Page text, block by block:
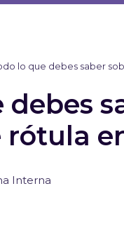
lo que debes saber
debes
rótula
Interna